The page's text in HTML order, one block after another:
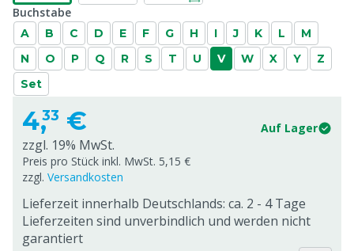
Buchstabe
A B C D E F G H I J K L
M
N
O P Q R S T U V W X Y
Z
Set
4,33 € Auf Lager
zzgl. 19% MwSt.
Preis pro Stück inkl. MwSt. 5,15 €
zzgl. Versandkosten
Lieferzeit innerhalb Deutschlands: ca. 2 - 4 Tage
Lieferzeiten sind unverbindlich und werden nicht
garantiert